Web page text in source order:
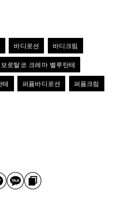
바디로션 바디크림
보로탈코 크레마 벨루탄테
테 퍼퓸바디로션 퍼퓸크림